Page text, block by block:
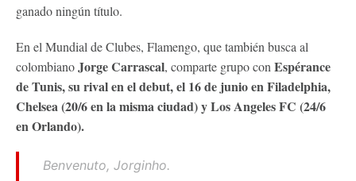
ganado ningún título.
En el Mundial de Clubes, Flamengo, que también busca al
colombianoJorge Carrascal, comparte grupo con Espérance
de Tunis, su rival en el debut, el 16 de junio en Filadelphia,
Chelsea (20/6 en la misma ciudad) y Los Angeles FC (24/6
en Orlando).
Benvenuto, Jorginho.